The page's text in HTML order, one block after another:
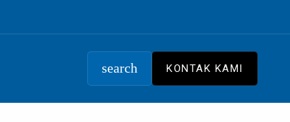
search KONTAK KAMI